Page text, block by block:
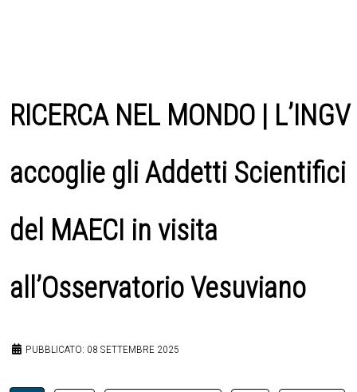
RICERCA NEL MONDO | L’INGV
accoglie gli Addetti Scientifici
del MAECI in visita
all’Osservatorio Vesuviano
PUBBLICATO: 08 SETTEMBRE 2025